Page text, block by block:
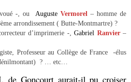
-, ou Auguste Vermorel – homme de
arrondissement ( Butte-Montmartre) ?
d’imprimerie -,Gabriel Ranvier–
Professeur au Collège de France -élus
? … etc…
de Goncourt aurait-il pu croiser